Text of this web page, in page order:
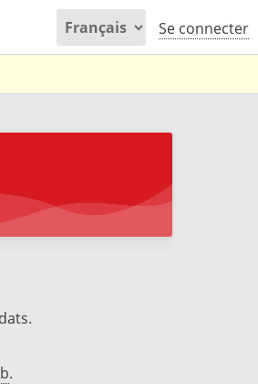
Se connecter
.